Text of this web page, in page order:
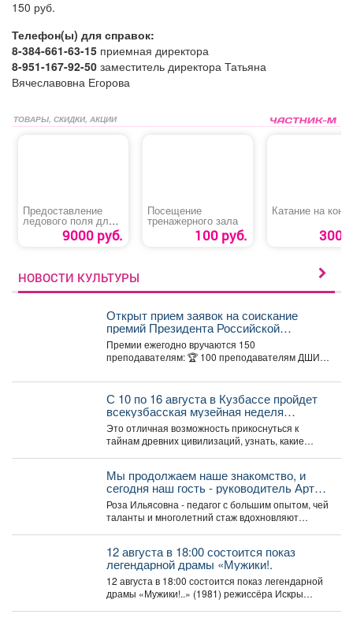
150 руб.
Телефон(ы) для справок:
8-384-661-63-15 приемная директора
8-951-167-92-50 заместитель директора Татьяна
Вячеславовна Егорова
ТОВАРЫ, СКИДКИ, АКЦИИ
Предоставление
ледового поля для
катания 9000 руб.
Посещение
тренажерного зала
100 руб.
Катание на
300
НОВОСТИ КУЛЬТУРЫ
Открыт прием заявок на соискание
премий Президента Российской
Федерации для преподавателей в
области музыкального искусства в 2026
году.
Премии ежегодно вручаются 150
преподавателям: 🏆 100 преподавателям ДШИ
С 10 по 16 августа в Кузбассе пройдет
всекузбасская музейная неделя
археологии и палеонтологии.
Это отличная возможность прикоснуться к
тайнам древних цивилизаций, узнать, какие
Мы продолжаем наше знакомство, и
сегодня наш гость - руководитель Арт-
студии «Просто интересно» - Некрасова
Роза Ильясовна.
Роза Ильясовна - педагог с большим опытом, чей
таланты и многолетний стаж вдохновляют
12 августа в 18:00 состоится показ
легендарной драмы «Мужики!.
12 августа в 18:00 состоится показ легендарной
драмы «Мужики!..» (1981) режиссёра Искры